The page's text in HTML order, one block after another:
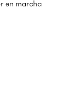
en marcha